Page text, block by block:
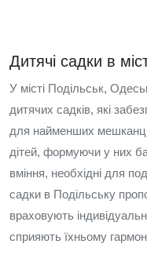
Дитячі садки в
У місті Подільськ,
дитячих садків, які
для найменших
дітей, формуючи у них
вміння, необхідні для
садки в Подільську
враховують
сприяють їхньому